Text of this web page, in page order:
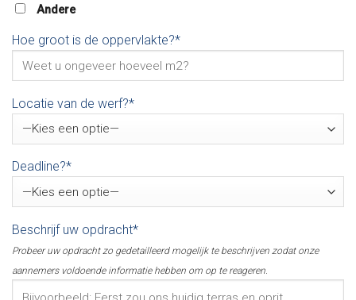
Andere
Hoe groot is de oppervlakte?*
Locatie van de werf?*
Deadline?*
Beschrijf uw opdracht*
Probeer uw opdracht zo gedetailleerd mogelijk te beschrijven zodat onze
aannemers voldoende informatie hebben om op te reageren.